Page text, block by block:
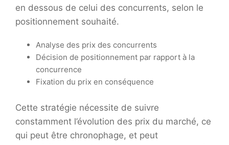
en dessous de celui des concurrents, selon le
positionnement souhaité.
Analyse des prix des concurrents
Décision de positionnement par rapport à la
concurrence
Fixation du prix en conséquence
Cette stratégie nécessite de suivre
constamment l’évolution des prix du marché, ce
qui peut être chronophage, et peut